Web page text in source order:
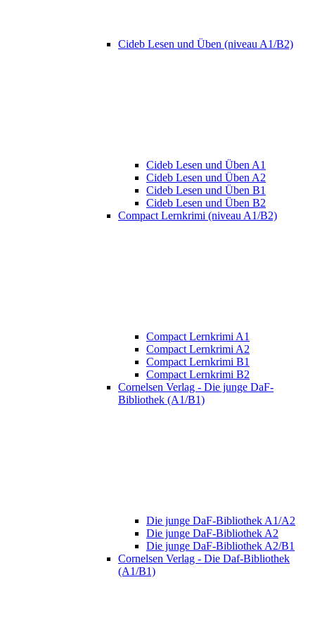
Cideb Lesen und Üben (niveau A1/B2)
Cideb Lesen und Üben A1
Cideb Lesen und Üben A2
Cideb Lesen und Üben B1
Cideb Lesen und Üben B2
Compact Lernkrimi (niveau A1/B2)
Compact Lernkrimi A1
Compact Lernkrimi A2
Compact Lernkrimi B1
Compact Lernkrimi B2
Cornelsen Verlag - Die junge DaF-
Bibliothek (A1/B1)
Die junge DaF-Bibliothek A1/A2
Die junge DaF-Bibliothek A2
Die junge DaF-Bibliothek A2/B1
Cornelsen Verlag - Die Daf-Bibliothek
(A1/B1)